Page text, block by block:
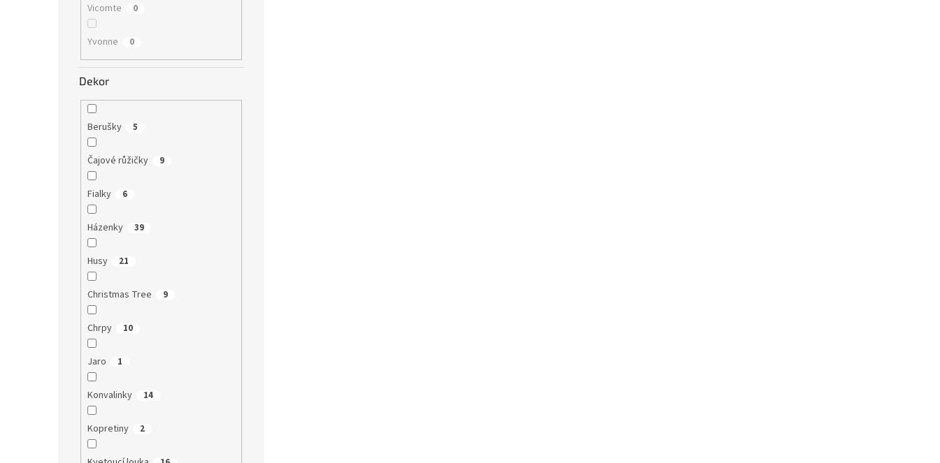
Vicomte 0
Yvonne 0
Dekor
Berušky 5
Čajové růžičky 9
Fialky 6
Házenky 39
Husy 21
Christmas Tree 9
Chrpy 10
Jaro 1
Konvalinky 14
Kopretiny 2